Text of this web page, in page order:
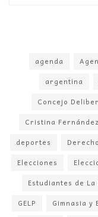
agenda
argentina
Concejo
Cristina
deportes
Elecciones
Estudiantes de La
GELP
Gimnasia y